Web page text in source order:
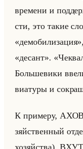
вре­ме­ни и
сти, это такие
«десант».
Больше­ви­ки
ви­ату­ры и
К при­ме­ру,
зяйствен­ный
хо­зяйства),